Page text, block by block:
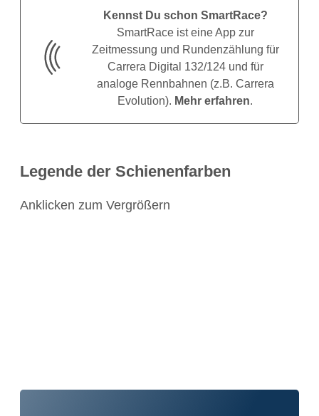
Kennst Du schon SmartRace?
SmartRace ist eine App zur
Zeitmessung und Rundenzählung für
Carrera Digital 132/124 und für
analoge Rennbahnen (z.B. Carrera
Evolution). Mehr erfahren.
Legende der Schienenfarben
Anklicken zum Vergrößern